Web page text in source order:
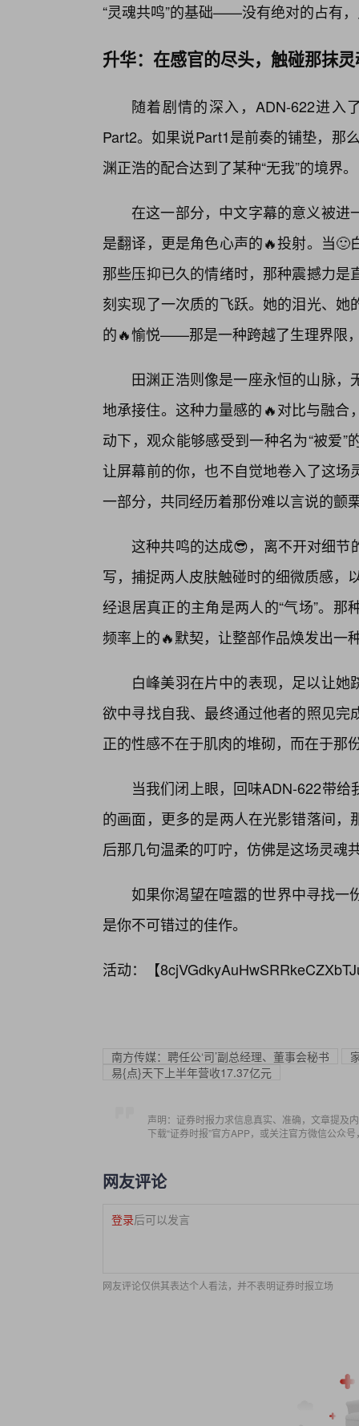
“灵魂共鸣”的基础——没有绝对的占有
升华：在感官的尽头，触碰那抹
随着剧情的深入，ADN-622进入
Part2。如果说Part1是前奏的铺垫，那
渊正浩的配合达到了某种“无我”的境界。
在这一部分，中文字幕的意义被进
是翻译，更是角色心声的🔥投射。当
那些压抑已久的情绪时，那种震撼力
刻实现了一次质的飞跃。她的泪光、
的🔥愉悦——那是一种跨越了生理界限
田渊正浩则像是一座永恒的山脉
地承接住。这种力量感的🔥对比与融
动下，观众能够感受到一种名为“被爱
让屏幕前的你，也不自觉地卷入了这
一部分，共同经历着那份难以言说的颤
这种共鸣的达成😎，离不开对细
写，捕捉两人皮肤触碰时的细微质感，
经退居真正的主角是两人的“气场”。
频率上的🔥默契，让整部作品焕发出一
白峰美羽在片中的表现，足以让
欲中寻找自我、最终通过他者的照见
正的性感不在于肌肉的堆砌，而在于那
当我们闭上眼，回味ADN-622带
的画面，更多的是两人在光影错落间
后那几句温柔的叮咛，仿佛是这场灵魂
如果你渴望在喧嚣的世界中寻找一
是你不可错过的佳作。
活动：【
南方传媒：聘任公‘司’副总经理、董事会秘书
易{点}天下上半年营收17.37亿元
声明：证券时报力求信息真实、准确，文章提及
下载“证券时报”官方APP，或关注官方微信公众
网友评论
登录后可以发言
网友评论仅供其表达个人看法，并不表明证券时报立场